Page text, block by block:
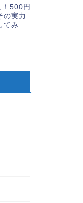
500円
の実力
てみ